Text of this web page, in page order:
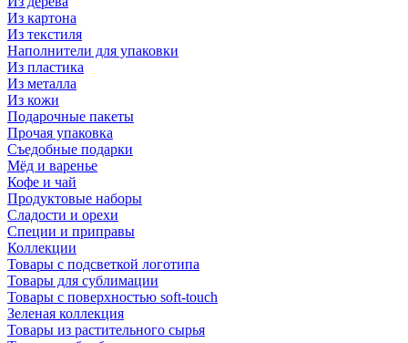
Из картона
Из текстиля
Наполнители для упаковки
Из пластика
Из металла
Из кожи
Подарочные пакеты
Прочая упаковка
Съедобные подарки
Мёд и варенье
Кофе и чай
Продуктовые наборы
Сладости и орехи
Специи и приправы
Коллекции
Товары с подсветкой логотипа
Товары для сублимации
Товары с поверхностью soft-touch
Зеленая коллекция
Товары из растительного сырья